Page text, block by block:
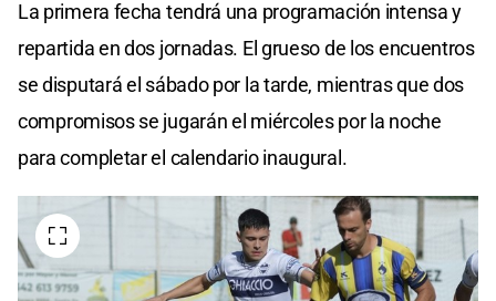
La primera fecha tendrá una programación intensa y
repartida en dos jornadas. El grueso de los encuentros
se disputará el sábado por la tarde, mientras que dos
compromisos se jugarán el miércoles por la noche
para completar el calendario inaugural.